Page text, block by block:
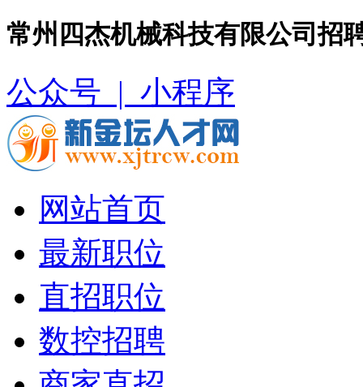
常州四杰机械科技有限公司招
公众号 | 小程序
网站首页
最新职位
直招职位
数控招聘